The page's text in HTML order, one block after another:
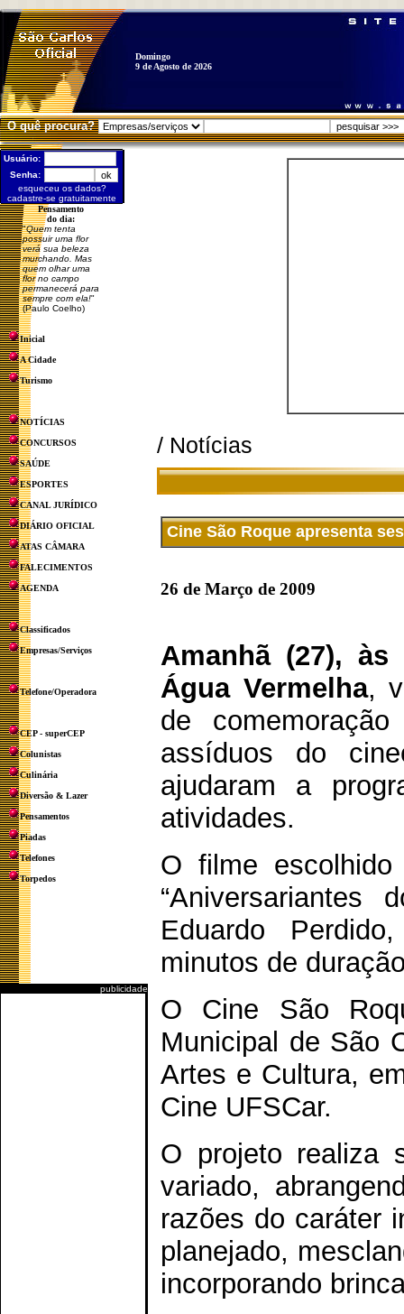
Domingo
9 de Agosto de 2026
O quê procura?
Usuário:
Senha:
esqueceu os dados?
cadastre-se gratuitamente
Pensamento
do dia:
"Quem tenta
possuir uma flor
verá sua beleza
murchando. Mas
quem olhar uma
flor no campo
permanecerá para
sempre com ela!"
(Paulo Coelho)
Inicial
A Cidade
Turismo
NOTÍCIAS
CONCURSOS
SAÚDE
ESPORTES
CANAL JURÍDICO
DIÁRIO OFICIAL
ATAS CÂMARA
FALECIMENTOS
AGENDA
Classificados
Empresas/Serviços
Telefone/Operadora
CEP - superCEP
Colunistas
Culinária
Diversão & Lazer
Pensamentos
Piadas
Telefones
Torpedos
publicidade
/ Notícias
Cine São Roque apresenta
26 de Março de 2009
Amanhã (27),
Água Vermelha,
de
assíduos do
ajudaram a
atividades.
O filme
“Aniversariantes
Eduardo
minutos de
O Cine São
Municipal de São
Artes e Cultura,
Cine UFSCar.
O projeto realiza
variado,
razões do caráter
planejado,
incorporando